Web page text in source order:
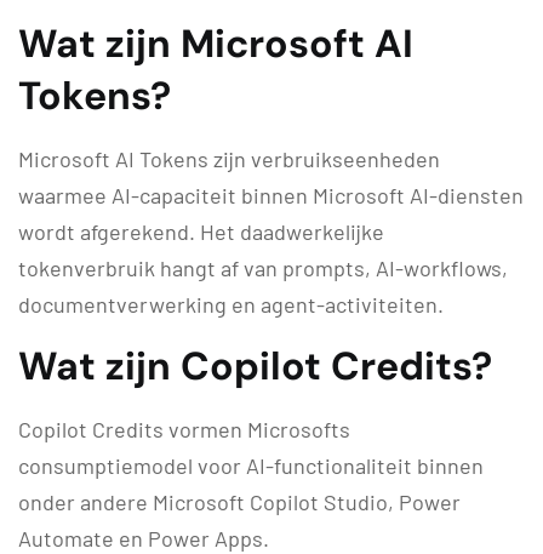
Wat zijn Microsoft AI
Tokens?
Microsoft AI Tokens zijn verbruikseenheden
waarmee AI-capaciteit binnen Microsoft AI-diensten
wordt afgerekend. Het daadwerkelijke
tokenverbruik hangt af van prompts, AI-workflows,
documentverwerking en agent-activiteiten.
Wat zijn Copilot Credits?
Copilot Credits vormen Microsofts
consumptiemodel voor AI-functionaliteit binnen
onder andere Microsoft Copilot Studio, Power
Automate en Power Apps.